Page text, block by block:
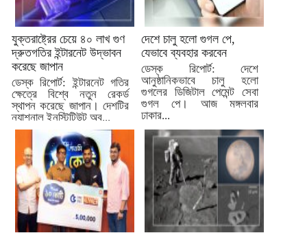
যুক্তরাষ্ট্রের চেয়ে ৪০ লাখ গুণ
দ্রুতগতির ইন্টারনেট উদ্ভাবন
করেছে জাপান
ডেস্ক রিপোর্ট: ইন্টারনেট গতির
ক্ষেত্রে বিশ্বে নতুন রেকর্ড
স্থাপন করেছে জাপান। দেশটির
ন্যাশনাল ইনস্টিটিউট অব...
দেশে চালু হলো গুগল পে,
যেভাবে ব্যবহার করবেন
ডেস্ক রিপোর্ট: দেশে
আনুষ্ঠানিকভাবে চালু হলো
গুগলের ডিজিটাল পেমেন্ট সেবা
গুগল পে। আজ মঙ্গলবার
ঢাকার...